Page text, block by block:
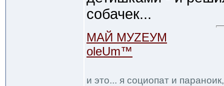
собачек...
МАЙ МУZЕУМ
oleUm™
и это... я социопат и